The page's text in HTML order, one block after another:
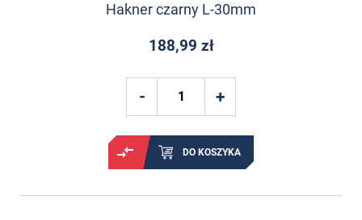
Hakner czarny L-30mm
188,99 zł
DO KOSZYKA